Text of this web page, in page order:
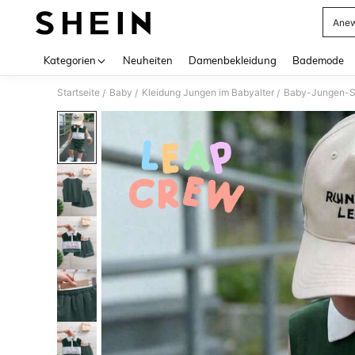
Kategorien Neuheiten Damenbekleidung Bademode
Startseite / Baby / Kleidung Jungen im Babyalter / Baby-Jungen-